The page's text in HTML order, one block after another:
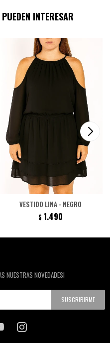
INTERESAR
VESTIDO LINA - NEGRO
$ 1.490
NUESTRAS NOVEDADES!
SUSCRIBIRME
